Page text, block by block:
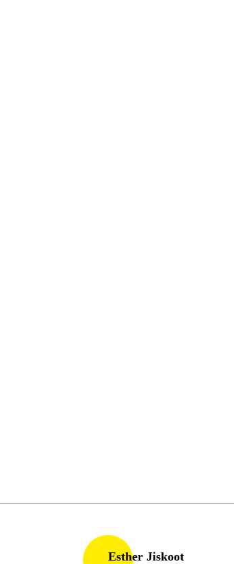
Esther Jiskoot